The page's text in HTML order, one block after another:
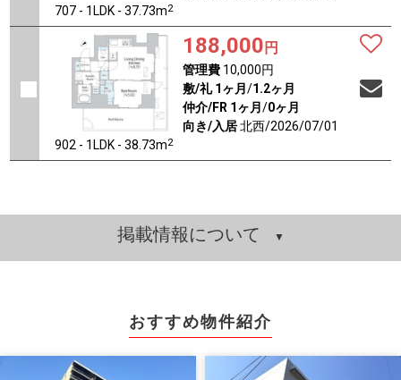
707 - 1LDK - 37.73m2
902 - 1LDK - 38.73m2
188,000 円
管理費10,000円
敷/礼 1ヶ月 /1.2ヶ月
仲介/FR 1ヶ月 /0ヶ月
向き/入居北西/2026/07/01
掲載情報について
おすすめ物件紹介